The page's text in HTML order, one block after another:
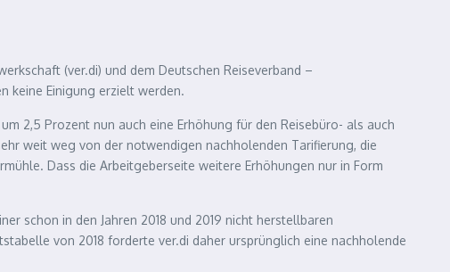
(ver.di) und dem Deutschen Reiseverband –
keine Einigung erzielt werden.
2,5 Prozent nun auch eine Erhöhung für den Reisebüro- als auch
weit weg von der notwendigen nachholenden Tarifierung, die
Dass die Arbeitgeberseite weitere Erhöhungen nur in Form
schon in den Jahren 2018 und 2019 nicht herstellbaren
von 2018 forderte ver.di daher ursprünglich eine nachholende